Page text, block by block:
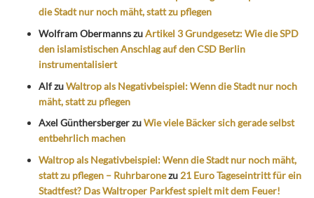
die Stadt nur noch mäht, statt zu pflegen
Wolfram ObermannszuArtikel 3 Grundgesetz: Wie die SPD
den islamistischen Anschlag auf den CSD Berlin
instrumentalisiert
AlfzuWaltrop als Negativbeispiel: Wenn die Stadt nur noch
mäht, statt zu pflegen
Axel GünthersbergerzuWie viele Bäcker sich gerade selbst
entbehrlich machen
Waltrop als Negativbeispiel: Wenn die Stadt nur noch mäht,
statt zu pflegen – Ruhrbaronezu 21 Euro Tageseintritt für ein
Stadtfest? Das Waltroper Parkfest spielt mit dem Feuer!